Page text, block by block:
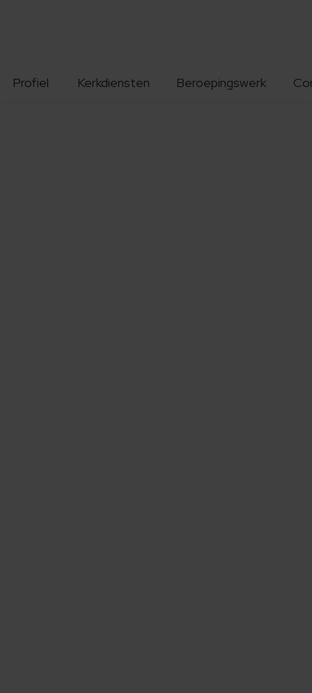
Profiel Kerkdiensten Beroepingswerk